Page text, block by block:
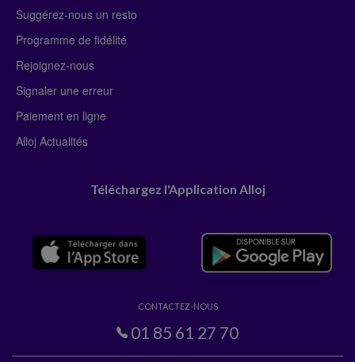
Suggérez-nous un resto
Programme de fidélité
Rejoignez-nous
Signaler une erreur
Paiement en ligne
Alloj Actualités
Téléchargez l'Application Alloj
CONTACTEZ-NOUS
01 85 61 27 70